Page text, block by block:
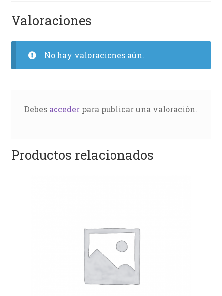
Valoraciones
No hay valoraciones aún.
Debes accederpara publicar una valoración.
Productos relacionados